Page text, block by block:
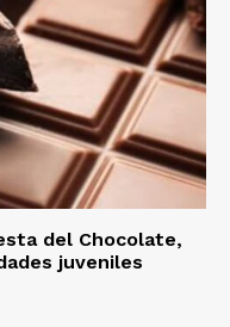
del Chocolate,
juveniles